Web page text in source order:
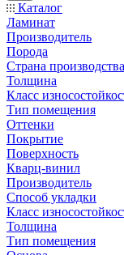
Каталог
Ламинат
Производитель
Порода
Страна производства
Толщина
Класс
Тип помещения
Оттенки
Покрытие
Поверхность
Кварц-винил
Производитель
Способ укладки
Класс
Толщина
Тип помещения